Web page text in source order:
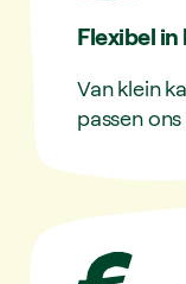
Flexibel
Van klein
passen ons